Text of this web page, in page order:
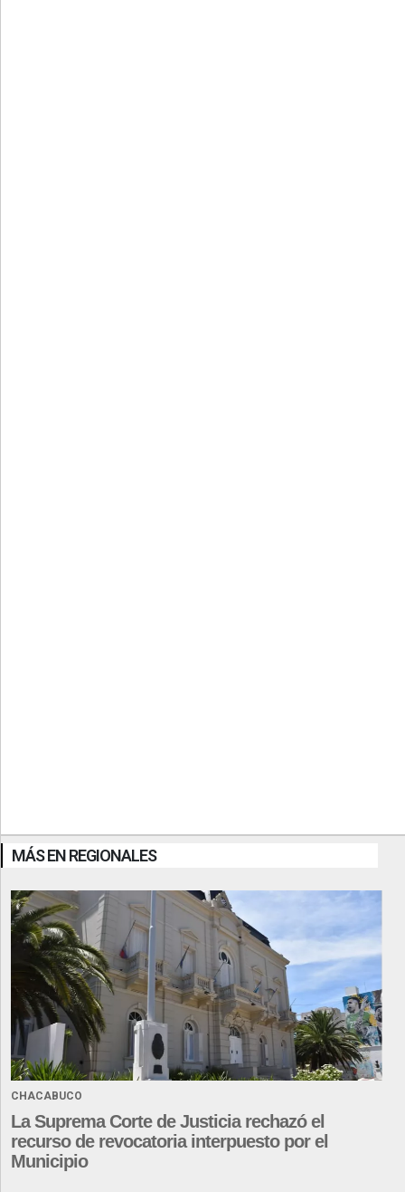
MÁS EN REGIONALES
CHACABUCO
La Suprema Corte de Justicia rechazó el
recurso de revocatoria interpuesto por el
Municipio